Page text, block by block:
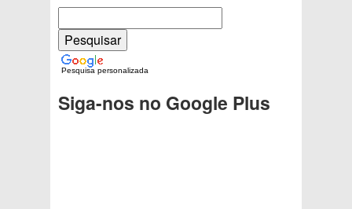
Pesquisa personalizada
Siga-nos no Google Plus